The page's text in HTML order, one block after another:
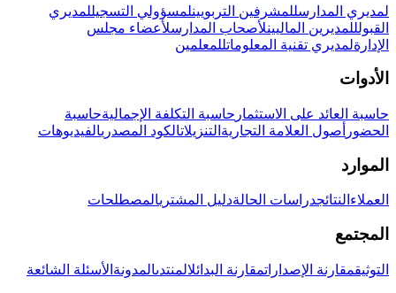
لمديري المدارسللمشرفين التربويينلمسؤولي التسجيللمديري
القبولللمديرين الماليينلأصحاب المدارسلأعضاء مجلس
الإدارةلمديري تقنية المعلوماتللمعلمين
الأدوات
حاسبة العائد على الاستثمار حاسبة التكلفة الإجماليةحاسبة
الحضور أصول العلامة التجارية التنزيلاتالكود المصدريالفيديوهات
الموارد
العملاء النتائجدراسات الحالةدليل المشتريالمصطلحات
المجتمع
التوثيقمقارنة الإصداراتمقارنة البدائلالمنتدىالمدونة الأسئلة الشائعة